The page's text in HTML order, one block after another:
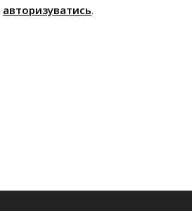
авторизуватись.